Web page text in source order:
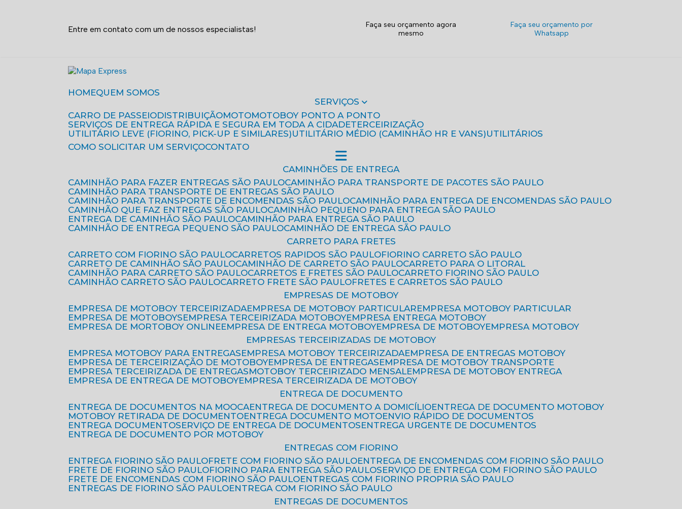
Entre em contato com um de nossos especialistas!
Faça seu orçamento agora
mesmo
Faça seu orçamento por
Whatsapp
HOME
QUEM SOMOS
SERVIÇOS
CARRO DE PASSEIO
DISTRIBUIÇÃO MOTO
MOTOBOY PONTO A PONTO
SERVIÇOS DE ENTREGA RÁPIDA E SEGURA EM TODA A CIDADE
TERCEIRIZAÇÃO
UTILITÁRIO LEVE (FIORINO, PICK-UP E SIMILARES)
UTILITÁRIO MÉDIO (CAMINHÃO HR E VANS)
UTILITÁRIOS
COMO SOLICITAR UM SERVIÇO CONTATO
CAMINHÕES DE ENTREGA
CAMINHÃO PARA FAZER ENTREGAS SÃO PAULO
CAMINHÃO PARA TRANSPORTE DE PACOTES SÃO PAULO
CAMINHÃO PARA TRANSPORTE DE ENTREGAS SÃO PAULO
CAMINHÃO PARA TRANSPORTE DE ENCOMENDAS SÃO PAULO
CAMINHÃO PARA ENTREGA DE ENCOMENDAS SÃO PAULO
CAMINHÃO QUE FAZ ENTREGAS SÃO PAULO
CAMINHÃO PEQUENO PARA ENTREGA SÃO PAULO
ENTREGA DE CAMINHÃO SÃO PAULO
CAMINHÃO PARA ENTREGA SÃO PAULO
CAMINHÃO DE ENTREGA PEQUENO SÃO PAULO
CAMINHÃO DE ENTREGA SÃO PAULO
CARRETO PARA FRETES
CARRETO COM FIORINO SÃO PAULO
CARRETOS RAPIDOS SÃO PAULO
FIORINO CARRETO SÃO PAULO
CARRETO DE CAMINHÃO SÃO PAULO
CAMINHÃO DE CARRETO SÃO PAULO
CARRETO PARA O LITORAL
CAMINHÃO PARA CARRETO SÃO PAULO
CARRETOS E FRETES SÃO PAULO
CARRETO FIORINO SÃO PAULO
CAMINHÃO CARRETO SÃO PAULO
CARRETO FRETE SÃO PAULO
FRETES E CARRETOS SÃO PAULO
EMPRESAS DE MOTOBOY
EMPRESA DE MOTOBOY TERCEIRIZADA
EMPRESA DE MOTOBOY PARTICULAR
EMPRESA MOTOBOY PARTICULAR
EMPRESA DE MOTOBOYS
EMPRESA TERCEIRIZADA MOTOBOY
EMPRESA ENTREGA MOTOBOY
EMPRESA DE MORTOBOY ONLINE
EMPRESA DE ENTREGA MOTOBOY EMPRESA DE MOTOBOY
EMPRESA MOTOBOY
EMPRESAS TERCEIRIZADAS DE MOTOBOY
EMPRESA MOTOBOY PARA ENTREGAS
EMPRESA MOTOBOY TERCEIRIZADA
EMPRESA DE ENTREGAS MOTOBOY
EMPRESA DE TERCEIRIZAÇÃO DE MOTOBOY
EMPRESA DE ENTREGAS
EMPRESA DE MOTOBOY TRANSPORTE
EMPRESA TERCEIRIZADA DE ENTREGAS
MOTOBOY TERCEIRIZADO MENSAL
EMPRESA DE MOTOBOY ENTREGA
EMPRESA DE ENTREGA DE MOTOBOY
EMPRESA TERCEIRIZADA DE MOTOBOY
ENTREGA DE DOCUMENTO
ENTREGA DE DOCUMENTOS NA MOOCA
ENTREGA DE DOCUMENTO A DOMICÍLIO
ENTREGA DE DOCUMENTO MOTOBOY
MOTOBOY RETIRADA DE DOCUMENTO
ENTREGA DOCUMENTO MOTO
ENVIO RÁPIDO DE DOCUMENTOS
ENTREGA DOCUMENTO
SERVIÇO DE ENTREGA DE DOCUMENTOS
ENTREGA URGENTE DE DOCUMENTOS
ENTREGA DE DOCUMENTO POR MOTOBOY
ENTREGAS COM FIORINO
ENTREGA FIORINO SÃO PAULO
FRETE COM FIORINO SÃO PAULO
ENTREGA DE ENCOMENDAS COM FIORINO SÃO PAULO
FRETE DE FIORINO SÃO PAULO
FIORINO PARA ENTREGA SÃO PAULO
SERVIÇO DE ENTREGA COM FIORINO SÃO PAULO
FRETE DE ENCOMENDAS COM FIORINO SÃO PAULO
ENTREGAS COM FIORINO PROPRIA SÃO PAULO
ENTREGAS DE FIORINO SÃO PAULO
ENTREGA COM FIORINO SÃO PAULO
ENTREGAS DE DOCUMENTOS